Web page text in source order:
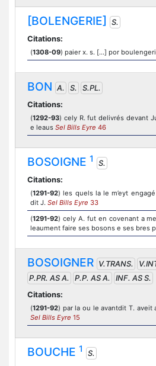
[BOLENGERIE]
S.
Citations:
(1308-09) paier x. s. [...] por
BON A. S.
S.PL.
Citations:
(1292-93) cely R. fut delivrés devant
e leaus Sel Bills Eyre 46
BOSOIGNE 1
S.
Citations:
(1291-92) les quels la le m’eyt
dit J. Sel Bills Eyre 33
(1291-92) cely A. fut en covenant a
leaument faire ses bosons e ses bres
BOSOIGNER V.TRANS.
P.PR. AS A.
P.P. AS A.
INF. AS S.
Citations:
(1291-92) par la ou le avantdit T. aveit
Sel Bills Eyre 15
BOUCHE 1
S.